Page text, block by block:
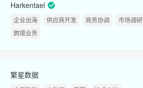
Harkentael
企业出海 供应商开发 商务协调
市场调研
跨境业务
繁星数据